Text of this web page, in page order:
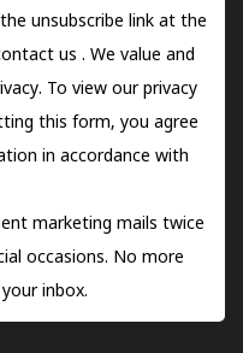
unsubscribe link at the
us . We value and
To view our privacy
this form, you agree
in accordance with
marketing mails twice
occasions. No more
inbox.